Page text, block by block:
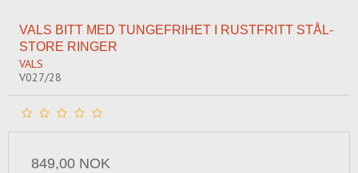
VALS BITT MED TUNGEFRIHET I RUSTFRITT STÅL-
STORE RINGER
VALS
V027/28
849,00 NOK